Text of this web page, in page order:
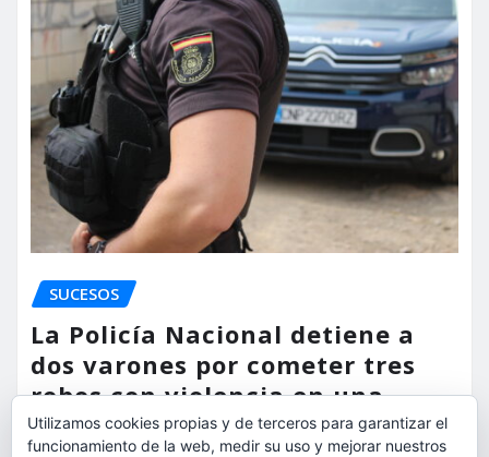
SUCESOS
La Policía Nacional detiene a
dos varones por cometer tres
robos con violencia en una
misma mañana
Utilizamos cookies propias y de terceros para garantizar el
funcionamiento de la web, medir su uso y mejorar nuestros